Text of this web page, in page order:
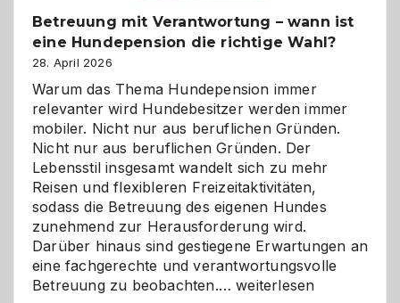
Betreuung mit Verantwortung – wann ist
eine Hundepension die richtige Wahl?
28. April 2026
Warum das Thema Hundepension immer
relevanter wird Hundebesitzer werden immer
mobiler. Nicht nur aus beruflichen Gründen.
Nicht nur aus beruflichen Gründen. Der
Lebensstil insgesamt wandelt sich zu mehr
Reisen und flexibleren Freizeitaktivitäten,
sodass die Betreuung des eigenen Hundes
zunehmend zur Herausforderung wird.
Darüber hinaus sind gestiegene Erwartungen an
eine fachgerechte und verantwortungsvolle
Betreuung zu beobachten.…Betreuung
weiterlesen